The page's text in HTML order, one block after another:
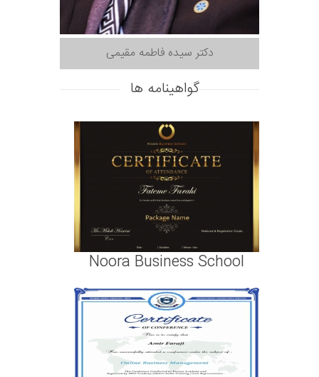
دکتر سیده فاطمه مقیمی
گواهینامه ها
Noora Business School